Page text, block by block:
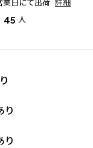
45 人
り
り